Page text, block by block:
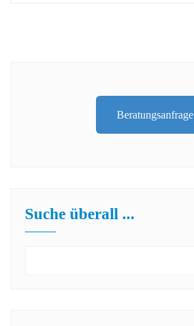
Beratungsanfrage
Suche überall ...